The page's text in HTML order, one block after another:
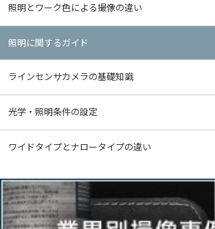
照明とワーク色による撮像の違い
照明に関するガイド
ラインセンサカメラの基礎知識
光学・照明条件の設定
ワイドタイプとナロータイプの違い